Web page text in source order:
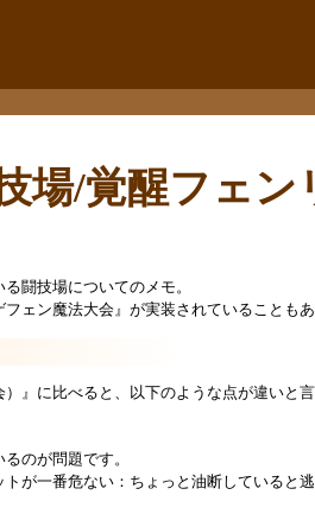
場/覚醒フェン
闘技場についてのメモ。
ェン魔法大会』が実装されていることも
』に比べると、以下のような点が違いと言
のが問題です。
が一番危ない：ちょっと油断していると逃